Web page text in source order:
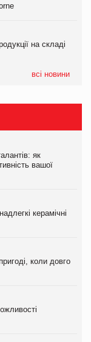
на складі
всі новини
вироби на
на складі
як
вашої
керамічні
коли довго